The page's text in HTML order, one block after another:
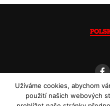
Užíváme cookies, abychom
použití našich webových